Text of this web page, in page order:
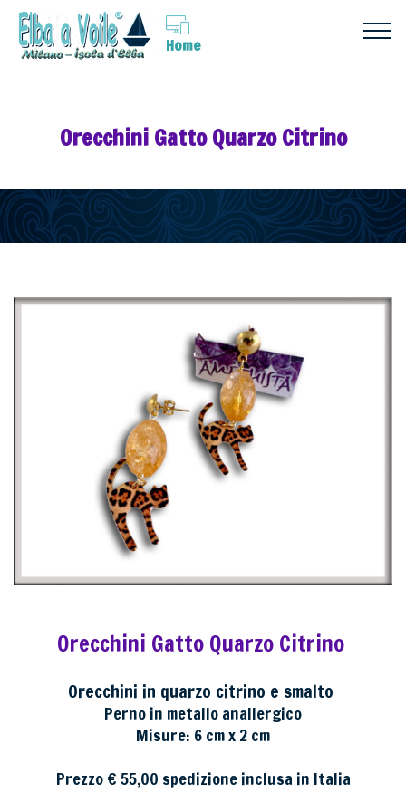
Home
Orecchini Gatto Quarzo Citrino
Orecchini Gatto Quarzo Citrino
Orecchini in quarzo citrino e smalto
Perno in metallo anallergico
Misure: 6 cm x 2 cm
Prezzo € 55,00 spedizione inclusa in Italia